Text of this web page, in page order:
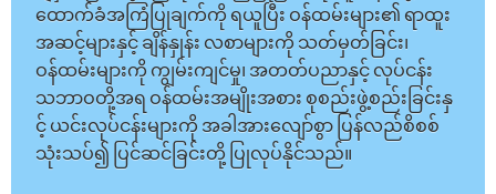
ထောက်ခံအကြံပြုချက်ကို ရယူပြီး ဝန်ထမ်းများ၏ ရာထူး
အဆင့်များနှင့် ချိန်နှုန်း လစာများကို သတ်မှတ်ခြင်း၊
ဝန်ထမ်းများကို ကျွမ်းကျင်မှု၊ အတတ်ပညာနှင့် လုပ်ငန်း
သဘာဝတို့အရ ဝန်ထမ်းအမျိုးအစား စုစည်းဖွဲ့စည်းခြင်းနှ
င့် ယင်းလုပ်ငန်းများကို အခါအားလျော်စွာ ပြန်လည်စိစစ်
သုံးသပ်၍ ပြင်ဆင်ခြင်းတို့ ပြုလုပ်နိုင်သည်။